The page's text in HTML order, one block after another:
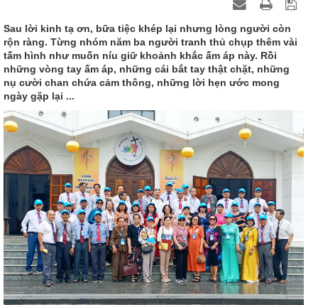
Sau lời kinh tạ ơn, bữa tiệc khép lại nhưng lòng người còn
rộn ràng. Từng nhóm năm ba người tranh thủ chụp thêm vài
tấm hình như muốn níu giữ khoảnh khắc ấm áp này. Rồi
những vòng tay ấm áp, những cái bắt tay thật chặt, những
nụ cười chan chứa cảm thông, những lời hẹn ước mong
ngày gặp lại ...